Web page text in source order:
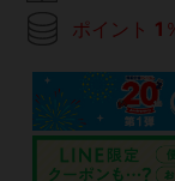
ポイント 1